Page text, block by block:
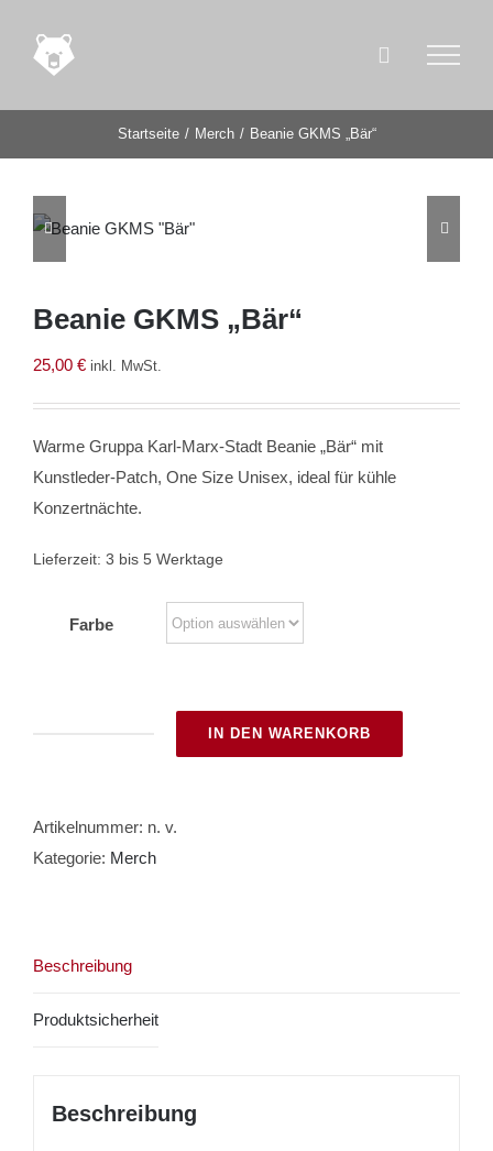
Inhalt
springen
Startseite Merch Beanie GKMS „Bär“
 
Beanie GKMS „Bär“
25,00 € inkl. MwSt.
Warme Gruppa Karl-Marx-Stadt Beanie „Bär“ mit
Kunstleder-Patch, One Size Unisex, ideal für kühle
Konzertnächte.
Lieferzeit: 3 bis 5 Werktage
Farbe
IN DEN WARENKORB
Artikelnummer: n. v.
Kategorie: Merch
Beschreibung
Produktsicherheit
Beschreibung